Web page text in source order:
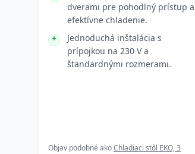
dverami pre pohodlný prístup a
efektívne chladenie.
Jednoduchá inštalácia s
prípojkou na 230 V a
štandardnými rozmerami.
Objav podobné akoChladiaci stôl EKO, 3